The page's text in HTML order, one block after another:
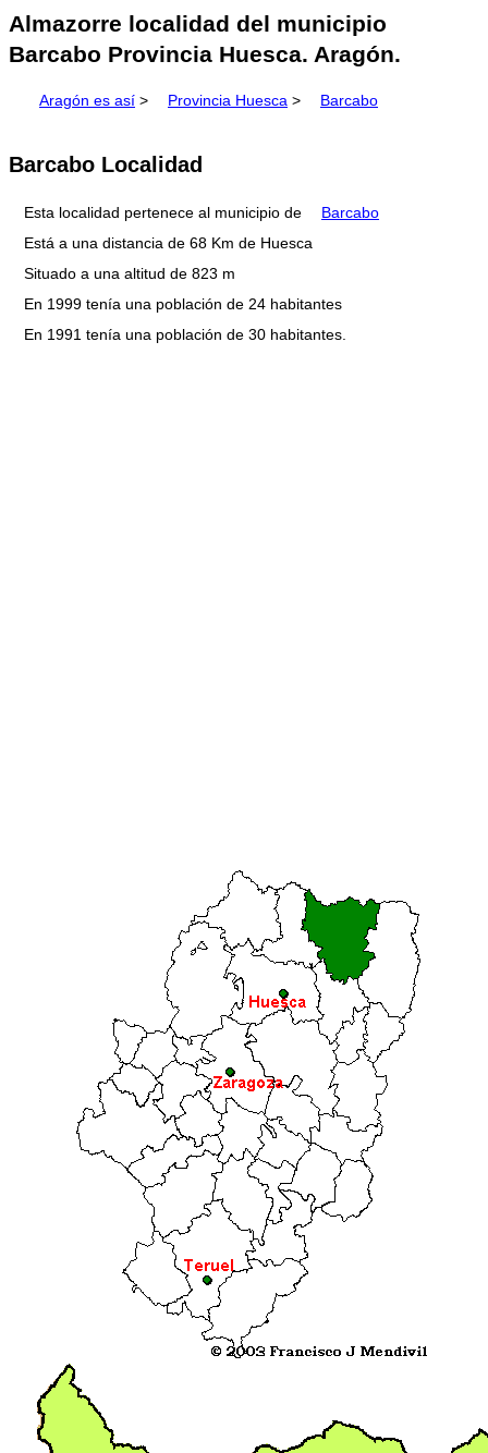
Almazorre localidad del municipio
Barcabo Provincia Huesca. Aragón.
Aragón es así > Provincia Huesca > Barcabo
Barcabo Localidad
Esta localidad pertenece al municipio de
Barcabo
Está a una distancia de 68 Km de Huesca
Situado a una altitud de 823 m
En 1999 tenía una población de 24 habitantes
En 1991 tenía una población de 30 habitantes.